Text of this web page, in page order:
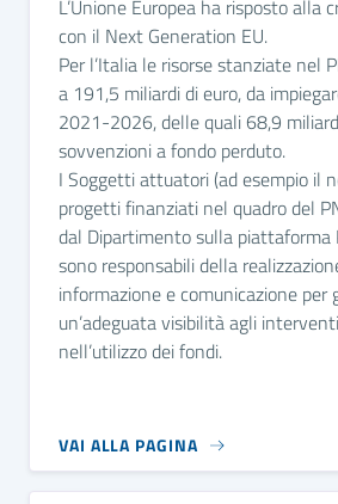
L’Unione Europea ha risposto alla
con il Next Generation EU.
Per l’Italia le risorse stanziate nel
a 191,5 miliardi di euro, da
2021-2026, delle quali 68,9
sovvenzioni a fondo perduto.
I Soggetti attuatori (ad esempio il
progetti finanziati nel quadro del
dal Dipartimento sulla piattaforma
sono responsabili della
informazione e comunicazione per
un’adeguata visibilità agli
nell’utilizzo dei fondi.
VAI ALLA PAGINA